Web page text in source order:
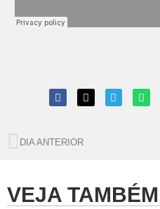
DIA ANTERIOR
VEJA TAMBÉM